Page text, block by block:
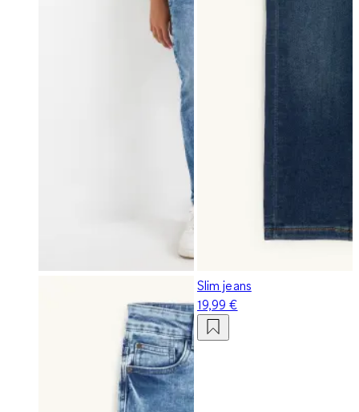
Slim jeans
19,99 €